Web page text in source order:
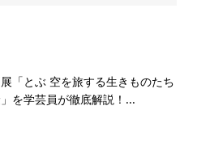
「とぶ 空を旅する生きものたち
を学芸員が徹底解説！...